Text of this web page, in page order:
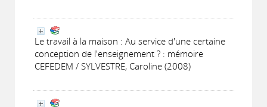
Le travail à la maison : Au service d'une certaine
conception de l'enseignement ? : mémoire
CEFEDEM / SYLVESTRE, Caroline (2008)